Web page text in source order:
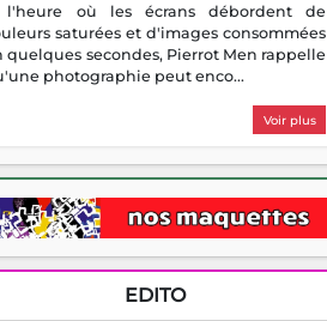
l'heure où les écrans débordent de
saturées et d'images consommées
quelques secondes, Pierrot Men rappelle
photographie peut enco...
Voir plus
EDITO